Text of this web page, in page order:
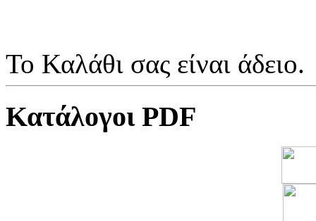
Το Καλάθι σας είναι άδειο.
Κατάλογοι PDF